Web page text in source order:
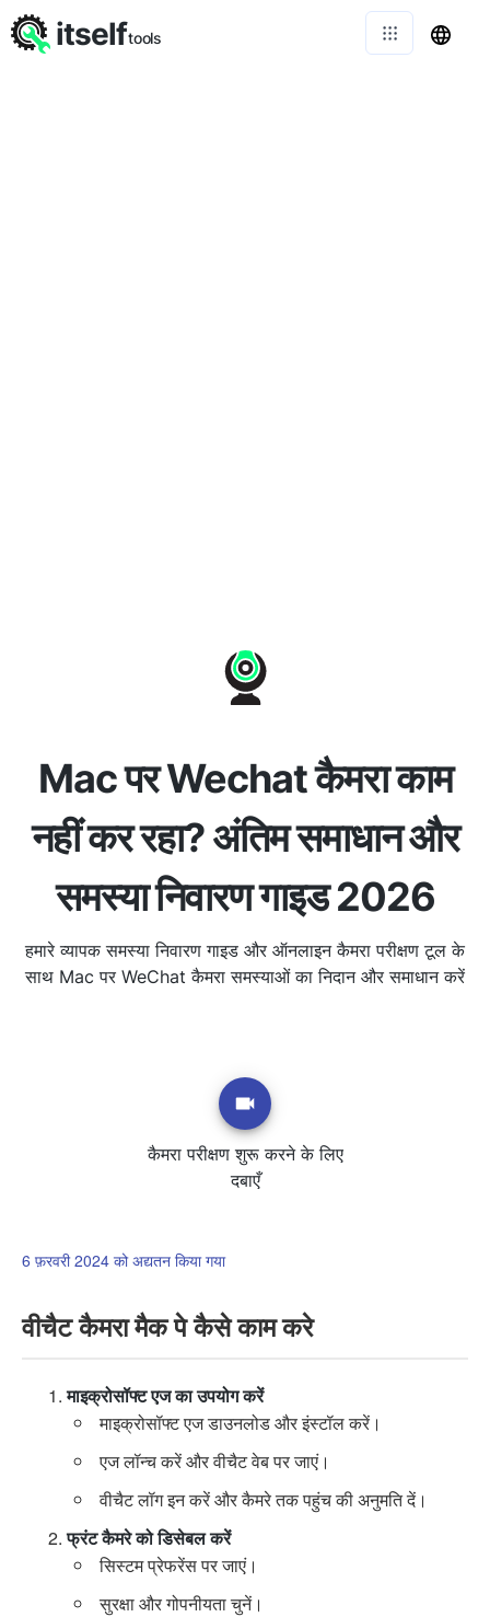
Mac पर Wechat कैमरा काम
नहीं कर रहा? अंतिम समाधान और
समस्या निवारण गाइड 2026
हमारे व्यापक समस्या निवारण गाइड और ऑनलाइन कैमरा परीक्षण टूल के
साथ Mac पर WeChat कैमरा समस्याओं का निदान और समाधान करें
कैमरा परीक्षण शुरू करने के लिए
दबाएँ
6 फ़रवरी 2024 को अद्यतन किया गया
वीचैट कैमरा मैक पे कैसे काम करे
माइक्रोसॉफ्ट एज का उपयोग करें
माइक्रोसॉफ्ट एज डाउनलोड और इंस्टॉल करें।
एज लॉन्च करें और वीचैट वेब पर जाएं।
वीचैट लॉग इन करें और कैमरे तक पहुंच की अनुमति दें।
फ्रंट कैमरे को डिसेबल करें
सिस्टम प्रेफरेंस पर जाएं।
सुरक्षा और गोपनीयता चुनें।
itselftools